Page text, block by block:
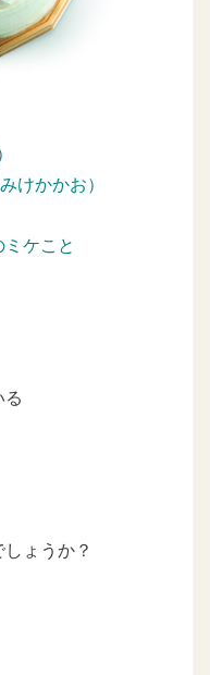
けかかお）
ケこと
る
ょうか？